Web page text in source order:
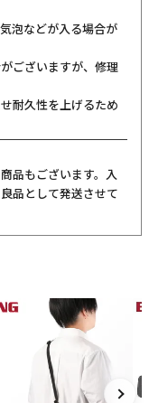
泡などが入る場合が
ございますが、修理
耐久性を上げるため
品もございます。入
品として発送させて